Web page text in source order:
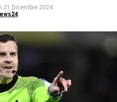
21 Dicembre 2024